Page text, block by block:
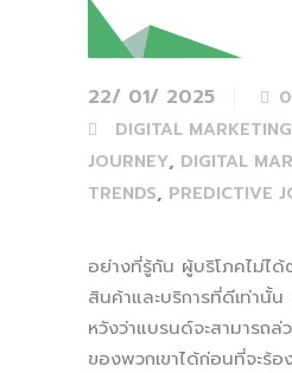
22/ 01/ 2025
0
DIGITAL MARKETING
JOURNEY, DIGITAL
TRENDS, PREDICTIVE
อย่างที่รู้กัน ผู้บริโภคไม่ไ
สินค้าและบริการที่ดีเท่านั้
หวังว่าแบรนด์จะสามารถล่
ของพวกเขาได้ก่อนที่จะร้